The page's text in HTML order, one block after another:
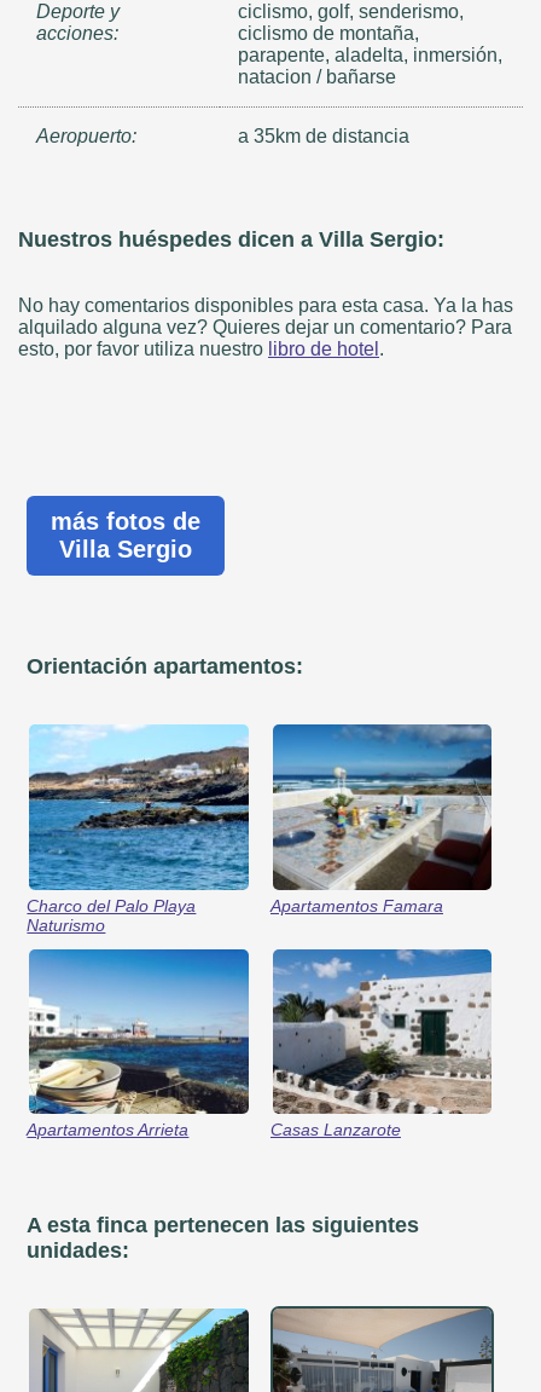
Deporte y
acciones:
ciclismo, golf, senderismo,
ciclismo de montaña,
parapente, aladelta, inmersión,
natacion / bañarse
Aeropuerto: a 35km de distancia
Nuestros huéspedes dicen a Villa Sergio:
No hay comentarios disponibles para esta casa. Ya la has
alquilado alguna vez? Quieres dejar un comentario? Para
esto, por favor utiliza nuestro libro de hotel .
más fotos de
Villa Sergio
Orientación apartamentos:
Charco del Palo Playa
Naturismo
Apartamentos Famara
Apartamentos Arrieta Casas Lanzarote
A esta finca pertenecen las siguientes
unidades: